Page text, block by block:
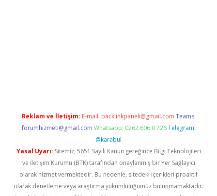
Reklam ve İletişim: E-mail: backlinkpaneli@gmail.com Teams:
forumhizmeti@gmail.com Whatsapp: 0262 606 0 726 Telegram:
@karabul
Yasal Uyarı: Sitemiz, 5651 Sayılı Kanun gereğince Bilgi Teknolojileri
ve İletişim Kurumu (BTK) tarafından onaylanmış bir Yer Sağlayıcı
olarak hizmet vermektedir. Bu nedenle, sitedeki içerikleri proaktif
olarak denetleme veya araştırma yükümlülüğümüz bulunmamaktadır.